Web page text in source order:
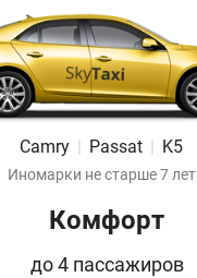
Camry Passat K5
Иномарки не старше 7 лет
Комфорт
до 4 пассажиров